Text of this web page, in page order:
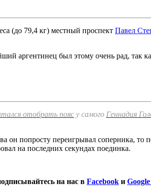
(до 79,4 кг) местный проспект Павел
аргентинец был этому очень рад, так
отобрать пояс у самого Геннадия
попросту переигрывал соперника, то
на последних секундах поединка.
на нас в Facebook и